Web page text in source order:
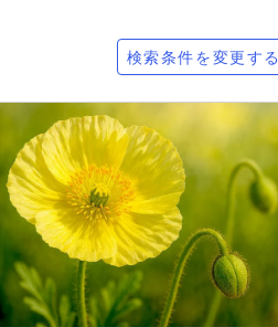
検索条件を変更する